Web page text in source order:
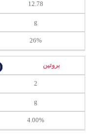
12.78
g
26%
بروتين
2
g
4.00%